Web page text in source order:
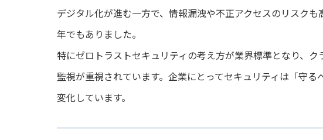
デジタル化が進む一方で、情報漏洩や不正アクセスのリスク
年でもありました。
特にゼロトラストセキュリティの考え方が業界標準となり、
監視が重視されています。企業にとってセキュリティは「守
変化しています。